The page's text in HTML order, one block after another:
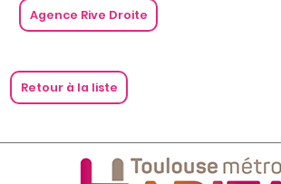
Agence Rive Droite
Retour à la liste